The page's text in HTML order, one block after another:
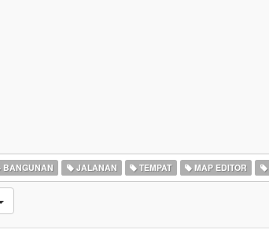
BANGUNAN JALANAN TEMPAT MAP EDITOR